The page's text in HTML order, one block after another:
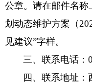
公章。请在邮件名称
划动态维护方案（
见建议”字样。
三、联系电话：
四、联系地址：